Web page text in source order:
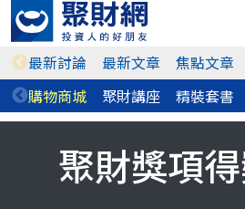
最新討論 最新文章 焦點文章
購物商城 聚財講座 精裝套書
聚財獎項